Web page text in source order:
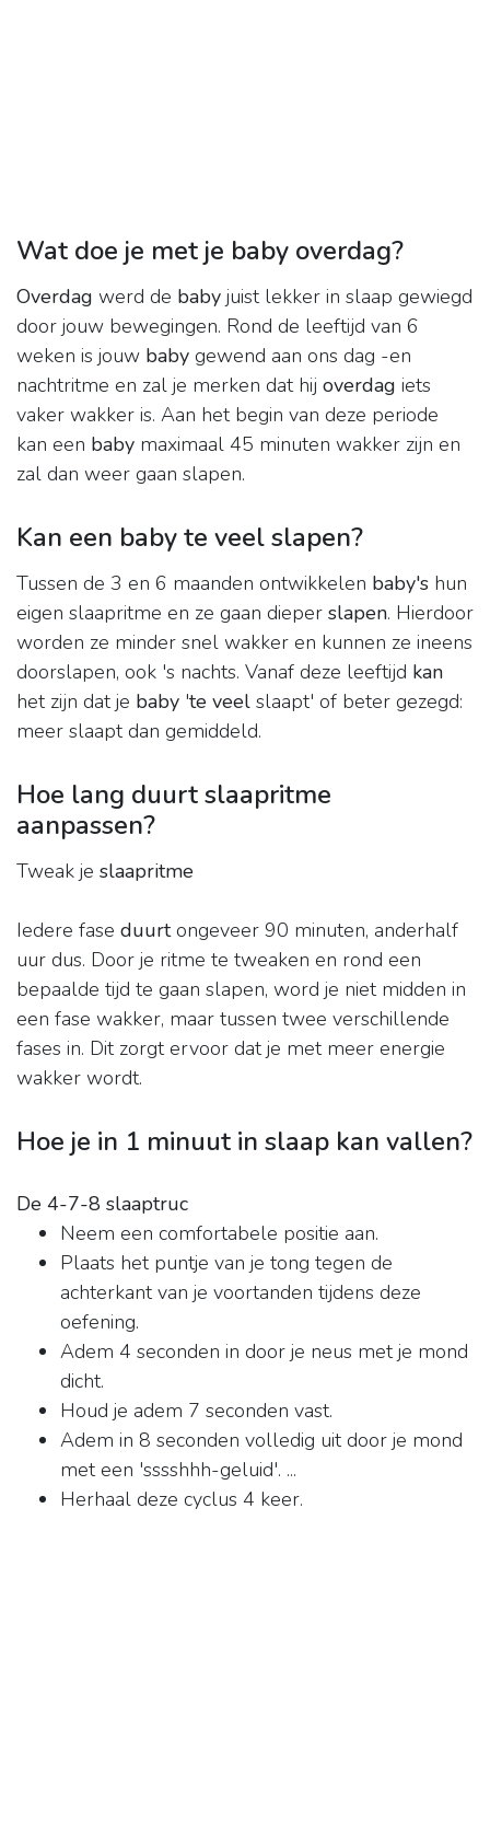
Wat doe je met je baby overdag?
Overdag werd de baby juist lekker in slaap gewiegd
door jouw bewegingen. Rond de leeftijd van 6
weken is jouw baby gewend aan ons dag -en
nachtritme en zal je merken dat hij overdag iets
vaker wakker is. Aan het begin van deze periode
kan een baby maximaal 45 minuten wakker zijn en
zal dan weer gaan slapen.
Kan een baby te veel slapen?
Tussen de 3 en 6 maanden ontwikkelen baby's hun
eigen slaapritme en ze gaan dieper slapen. Hierdoor
worden ze minder snel wakker en kunnen ze ineens
doorslapen, ook 's nachts. Vanaf deze leeftijd kan
het zijn dat je baby 'te veel slaapt' of beter gezegd:
meer slaapt dan gemiddeld.
Hoe lang duurt slaapritme
aanpassen?
Tweak je slaapritme
Iedere fase duurtongeveer 90 minuten, anderhalf
uur dus. Door je ritme te tweaken en rond een
bepaalde tijd te gaan slapen, word je niet midden in
een fase wakker, maar tussen twee verschillende
fases in. Dit zorgt ervoor dat je met meer energie
wakker wordt.
Hoe je in 1 minuut in slaap kan vallen?
De 4-7-8 slaaptruc
Neem een comfortabele positie aan.
Plaats het puntje van je tong tegen de
achterkant van je voortanden tijdens deze
oefening.
Adem 4 seconden in door je neus met je mond
dicht.
Houd je adem 7 seconden vast.
Adem in 8 seconden volledig uit door je mond
met een 'sssshhh-geluid'. ...
Herhaal deze cyclus 4 keer.